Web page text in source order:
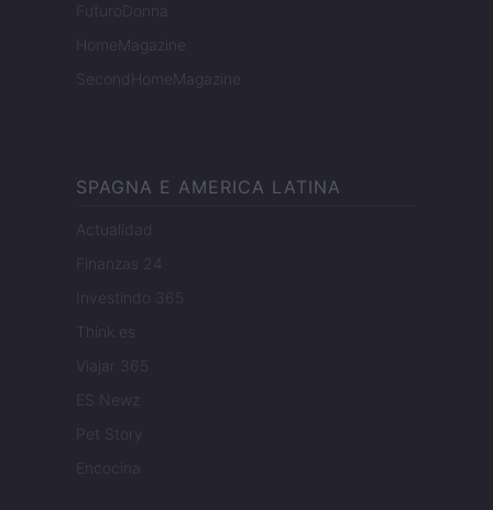
FuturoDonna
HomeMagazine
SecondHomeMagazine
SPAGNA E AMERICA LATINA
Actualidad
Finanzas 24
Investindo 365
Think.es
Viajar 365
ES Newz
Pet Story
Encocina